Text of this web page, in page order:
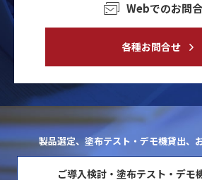
Webでのお問
各種お問合せ
製品選定、塗布テスト・デモ機貸出、
ご導入検討・塗布テスト・デモ